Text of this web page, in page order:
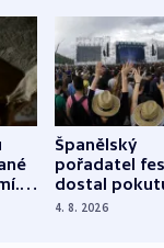
Španělský
pořadatel
dostal
nekalé
4. 8. 2026